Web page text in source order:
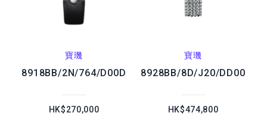
寶璣
8918BB/2N/764/D00D
HK$270,000
寶璣
8928BB/8D/J20/DD00
HK$474,800